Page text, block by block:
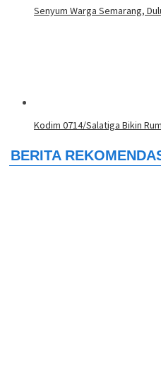
Senyum Warga Semarang,
Kodim 0714/Salatiga Bikin